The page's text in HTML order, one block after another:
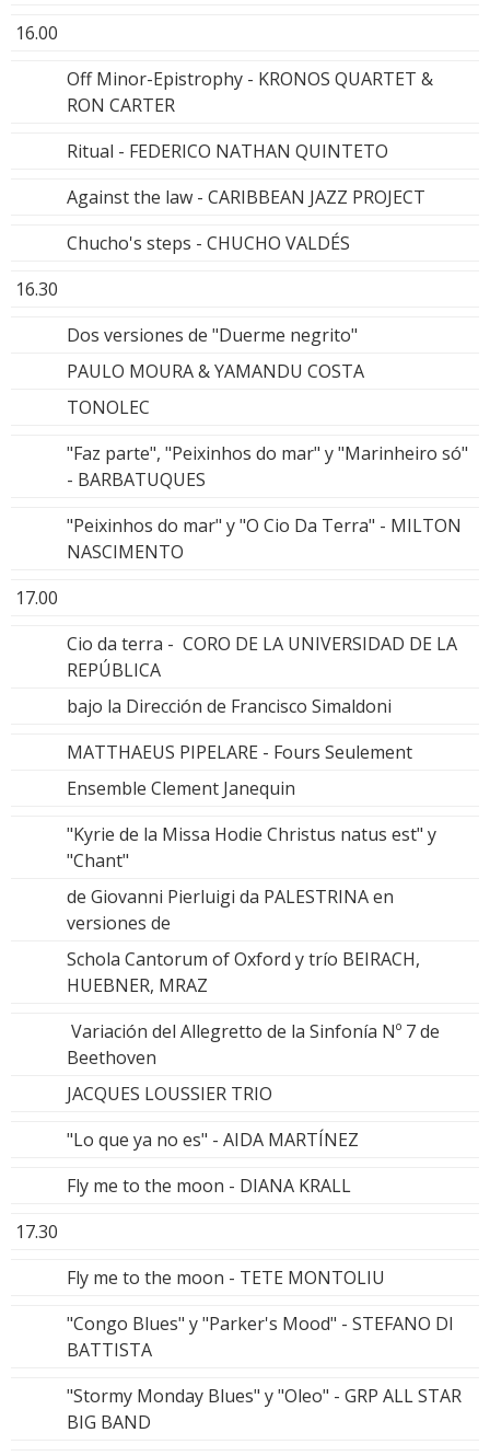
16.00
Off Minor-Epistrophy - KRONOS QUARTET &
RON CARTER
Ritual - FEDERICO NATHAN QUINTETO
Against the law - CARIBBEAN JAZZ PROJECT
Chucho's steps - CHUCHO VALDÉS
16.30
Dos versiones de "Duerme negrito"
PAULO MOURA & YAMANDU COSTA
TONOLEC
"Faz parte", "Peixinhos do mar" y "Marinheiro só"
- BARBATUQUES
"Peixinhos do mar" y "O Cio Da Terra" - MILTON
NASCIMENTO
17.00
Cio da terra - CORO DE LA UNIVERSIDAD DE LA
REPÚBLICA
bajo la Dirección de Francisco Simaldoni
MATTHAEUS PIPELARE - Fours Seulement
Ensemble Clement Janequin
"Kyrie de la Missa Hodie Christus natus est" y
"Chant"
de Giovanni Pierluigi da PALESTRINA en
versiones de
Schola Cantorum of Oxford y trío BEIRACH,
HUEBNER, MRAZ
Variación del Allegretto de la Sinfonía Nº 7 de
Beethoven
JACQUES LOUSSIER TRIO
"Lo que ya no es" - AIDA MARTÍNEZ
Fly me to the moon - DIANA KRALL
17.30
Fly me to the moon - TETE MONTOLIU
"Congo Blues" y "Parker's Mood" - STEFANO DI
BATTISTA
"Stormy Monday Blues" y "Oleo" - GRP ALL STAR
BIG BAND